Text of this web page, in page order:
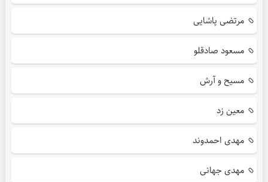
مرتضی پاشایی
مسعود صادقلو
مسیح و آرش
معین زد
مهدی احمدوند
مهدی جهانی